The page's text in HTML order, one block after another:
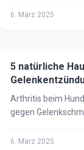
6. März 2025
🐕 Hund
5 natürliche
Arthritis beim
gegen
6. März 2025